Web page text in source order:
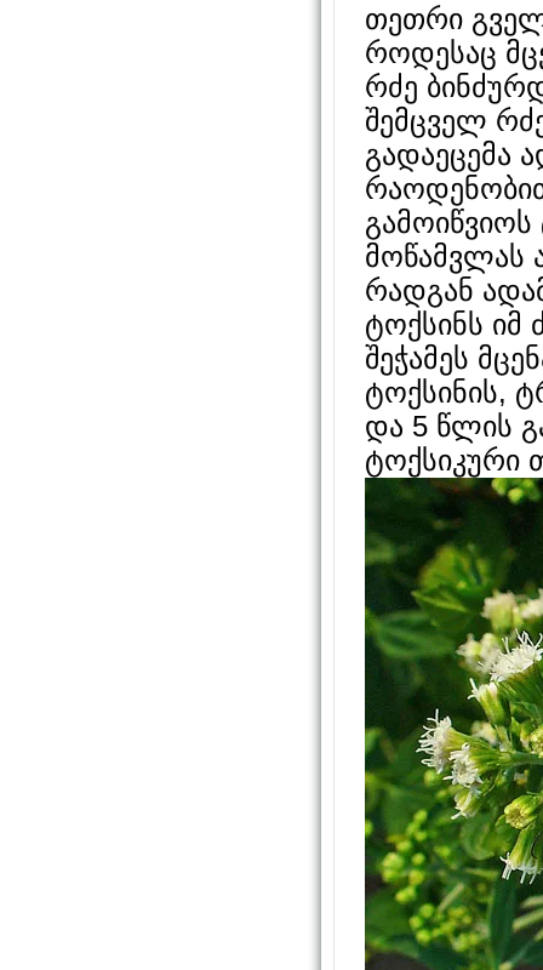
თეთრი
როდესაც
რძე
შემცველ
გადაეცემა
მოწამვლას
რადგან
ტოქსინს
შეჭამეს
ტოქსინის,
და 5 წლის
ტოქსიკური